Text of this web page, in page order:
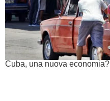
Cuba, una nuova economia?